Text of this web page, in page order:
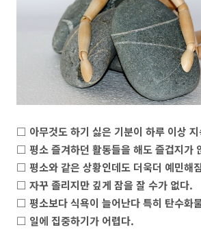
□ 아무것도 하기 싫은 기분이 하루 이상
□ 평소 즐겨하던 활동들을 해도 즐겁지가
□ 평소와 같은 상황인데도 더욱더 예민해
□ 자꾸 졸리지만 깊게 잠을 잘 수가 없다.
□ 평소보다 식욕이 늘어난다 특히 탄수화
□ 일에 집중하기가 어렵다.